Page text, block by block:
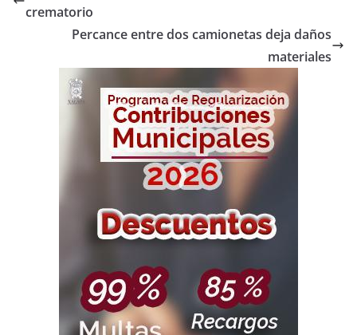
crematorio
Percance entre dos camionetas deja daños
materiales